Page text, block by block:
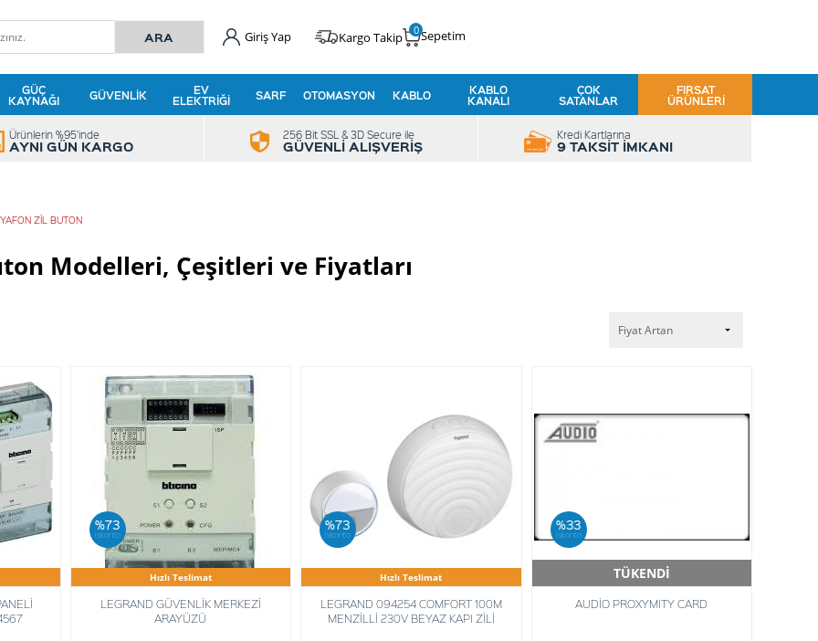
Giriş Yap Kargo Takip Sepetim
0
GÜÇ
KAYNAĞI GÜVENLIK EV
ELEKTRIĞI SARF OTOMASYON KABLO KABLO
KANALI
ÇOK
SATANLAR
FIRSAT
ÜRÜNLERI
Ürünlerin %95'inde
AYNI GÜN KARGO
256 Bit SSL & 3D Secure ile
GÜVENLİ ALIŞVERİŞ
Kredi Kartlarına
9 TAKSİT İMKANI
ZIL BUTON
Modelleri, Çeşitleri ve Fiyatları
Hızlı Teslimat
LEGRAND GÜVENLİK MERKEZİ
ARAYÜZÜ
%73
iskonto
Hızlı Teslimat
LEGRAND 094254 COMFORT 100M
MENZİLLİ 230V BEYAZ KAPI ZİLİ
%73
iskonto
TÜKENDİ
Hızlı Teslimat
AUDİO PROXYMITY CARD
%33
iskonto